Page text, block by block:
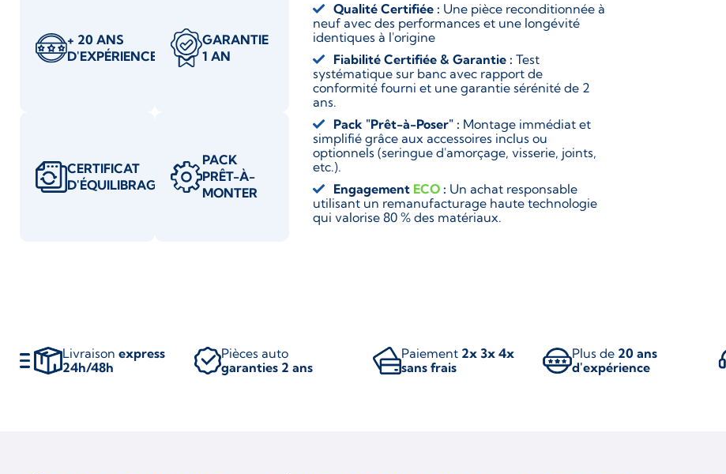
+ 20 ANS
D'EXPÉRIENCE
GARANTIE
1 AN
CERTIFICAT
D'ÉQUILIBRAGE
PACK
PRÊT-À-
MONTER
Qualité Certifiée : Une pièce reconditionnée à
neuf avec des performances et une longévité
identiques à l'origine
Fiabilité Certifiée & Garantie : Test
systématique sur banc avec rapport de
conformité fourni et une garantie sérénité de 2
ans.
Pack "Prêt-à-Poser" : Montage immédiat et
simplifié grâce aux accessoires inclus ou
optionnels (seringue d'amorçage, visserie, joints,
etc.).
Engagement ECO : Un achat responsable
utilisant un remanufacturage haute technologie
qui valorise 80 % des matériaux.
Livraison express
24h/48h
Pièces auto
garanties 2 ans
Paiement 2x 3x 4x
sans frais
Plus de 20 ans
d'expérience